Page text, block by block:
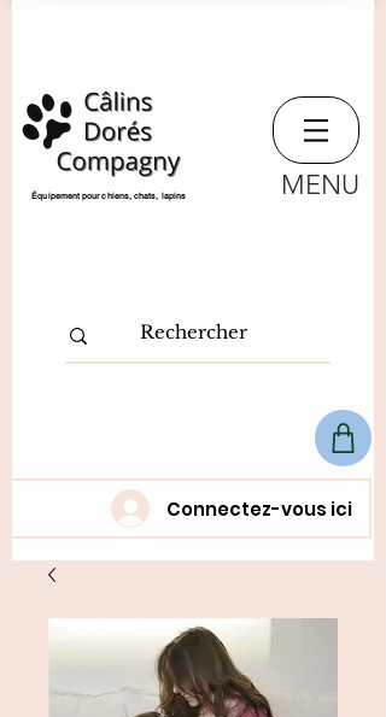
​Équipement pour chiens, chats, lapins MENU
Connectez-vous ici